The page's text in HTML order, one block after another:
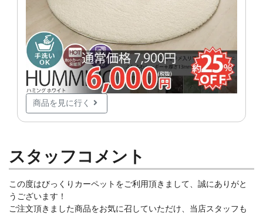
商品を見に行く
スタッフコメント
この度はびっくりカーペットをご利用頂きまして、誠にありがと
うございます！
ご注文頂きました商品をお気に召していただけ、当店スタッフも